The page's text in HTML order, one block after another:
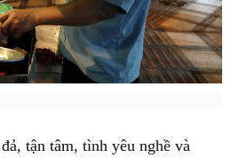
tận tâm, tình yêu nghề và